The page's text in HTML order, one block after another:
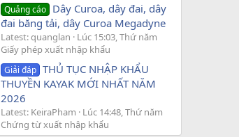
Quảng cáo Dây Curoa, dây đai, dây
đai băng tải, dây Curoa Megadyne
Latest: quanglan
Lúc 15:03, Thứ năm
Giấy phép xuất nhập khẩu
Giải đáp THỦ TỤC NHẬP KHẨU
THUYỀN KAYAK MỚI NHẤT NĂM
2026
Latest: KeiraPham
Lúc 14:48, Thứ năm
Chứng từ xuất nhập khẩu